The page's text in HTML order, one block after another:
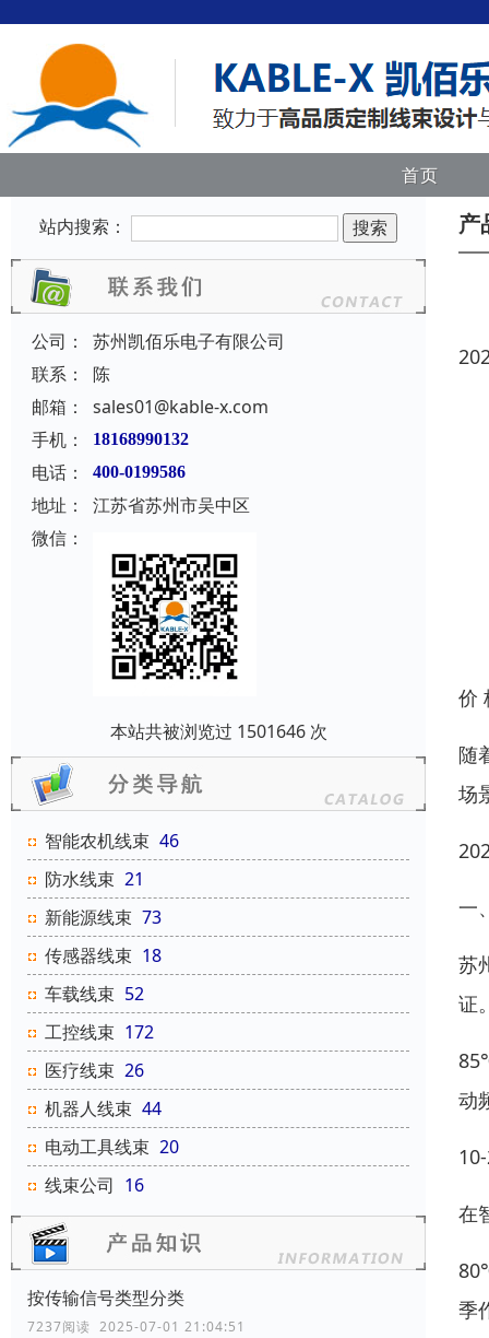
首页
站内搜索：
公司：
苏州凯佰乐电子有限公司
联系：
陈
邮箱：
sales01@kable-x.com
手机：
18168990132
电话： 400-0199586
地址：
江苏省苏州市吴中区
微信：
本站共被浏览过 1501646 次
智能农机线束 46
防水线束 21
新能源线束 73
传感器线束 18
车载线束 52
工控线束 172
医疗线束 26
机器人线束 44
电动工具线束 20
线束公司 16
按传输信号类型分类
7237阅读 2025-07-01 21:04:51
产
价
随
场
一
苏
证
动
在
季